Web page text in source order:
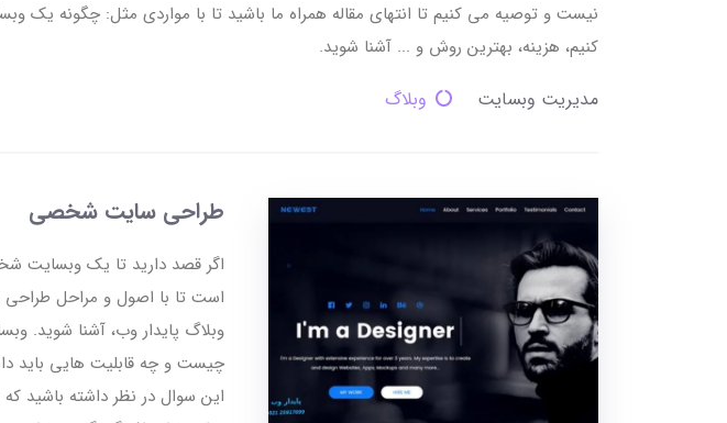
نیست و توصیه می کنیم تا انتهای مقاله همراه ما باشید تا با مواردی مثل: چگونه یک
کنیم، هزینه، بهترین روش و ... آشنا شوید.
مدیریت وبسایت وبلاگ
طراحی سایت شخصی
اگر قصد دارید تا یک وبسایت
است تا با اصول و مراحل طراحی
وبلاگ پایدار وب، آشنا شوید.
چیست و چه قابلیت هایی باید
این سوال در نظر داشته